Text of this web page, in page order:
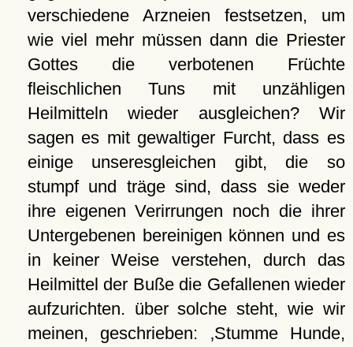
verschiedene Arzneien festsetzen, um
wie viel mehr müssen dann die Priester
Gottes die verbotenen Früchte
fleischlichen Tuns mit unzähligen
Heilmitteln wieder ausgleichen? Wir
sagen es mit gewaltiger Furcht, dass es
einige unseresgleichen gibt, die so
stumpf und träge sind, dass sie weder
ihre eigenen Verirrungen noch die ihrer
Untergebenen bereinigen können und es
in keiner Weise verstehen, durch das
Heilmittel der Buße die Gefallenen wieder
aufzurichten. über solche steht, wie wir
meinen, geschrieben:
Stumme Hunde,